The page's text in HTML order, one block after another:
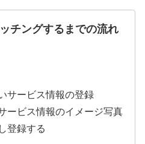
チングするまでの流れ
サービス情報の登録
ービス情報のイメージ写真
登録する